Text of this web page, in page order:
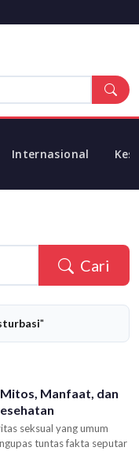
Internasional
Cari
"
Manfaat, dan
seksual yang umum
tuntas fakta seputar